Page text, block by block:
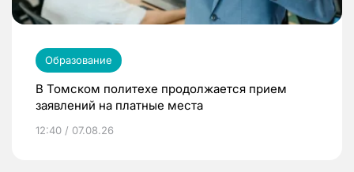
Образование
В Томском политехе продолжается прием
заявлений на платные места
12:40 / 07.08.26